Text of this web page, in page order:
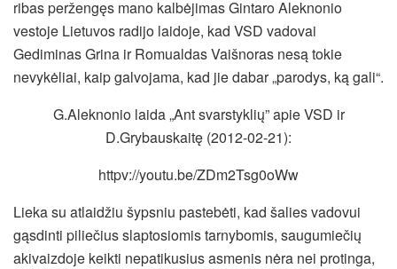
ribas peržengęs mano kalbėjimas Gintaro Aleknonio
vestoje Lietuvos radijo laidoje, kad VSD vadovai
Gediminas Grina ir Romualdas Vaišnoras nesą tokie
nevykėliai, kaip galvojama, kad jie dabar „parodys, ką gali“.
G.Aleknonio laida „Ant svarstyklių” apie VSD ir
D.Grybauskaitę (2012-02-21):
httpv://youtu.be/ZDm2Tsg0oWw
Lieka su atlaidžiu šypsniu pastebėti, kad šalies vadovui
gąsdinti piliečius slaptosiomis tarnybomis, saugumiečių
akivaizdoje keikti nepatikusius asmenis nėra nei protinga,